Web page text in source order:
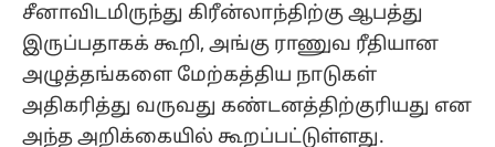
சீனாவிடமிருந்து கிரீன்லாந்திற்கு ஆபத்து
இருப்பதாகக் கூறி, அங்கு ராணுவ ரீதியான
அழுத்தங்களை மேற்கத்திய நாடுகள்
அதிகரித்து வருவது கண்டனத்திற்குரியது என
அந்த அறிக்கையில் கூறப்பட்டுள்ளது.